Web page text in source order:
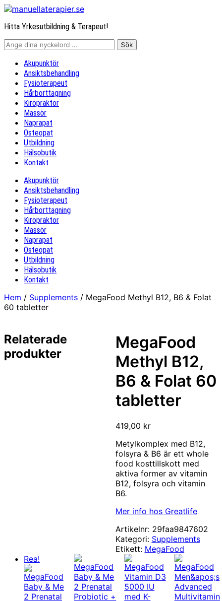
Hitta Yrkesutbildning & Terapeut!
Akupunktör
Ansiktsbehandling
Fysioterapeut
Hårborttagning
Kiropraktor
Massör
Naprapat
Osteopat
Utbildning
Hälsobutik
Kontakt
Akupunktör
Ansiktsbehandling
Fysioterapeut
Hårborttagning
Kiropraktor
Massör
Naprapat
Osteopat
Utbildning
Hälsobutik
Kontakt
Hem / Supplements / MegaFood Methyl B12, B6 & Folat
60 tabletter
MegaFood
Methyl B12,
B6 & Folat 60
tabletter
419,00 kr
Metylkomplex med B12,
folsyra & B6 är ett whole
food kosttillskott med
aktiva former av vitamin
B12, folsyra och vitamin
B6.
Mer info hos Greatlife
Artikelnr: 29faa9847602
Kategori: Supplements
Etikett: MegaFood
Relaterade
produkter
Rea!